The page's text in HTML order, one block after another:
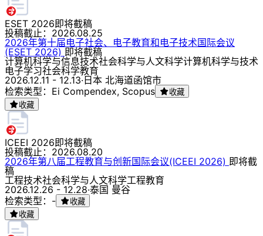
ESET 2026即将截稿
投稿截止： 2026.08.25
2026年第十届电子社会、电子教育和电子技术国际会议
(ESET 2026) 即将截稿
计算机科学与信息技术社会科学与人文科学计算机科学与技术
电子学习社会科学教育
2026.12.11 - 12.13·日本 北海道函馆市
检索类型：Ei Compendex, Scopus
收藏
收藏
ICEEI 2026即将截稿
投稿截止： 2026.08.20
2026年第八届工程教育与创新国际会议(ICEEI 2026) 即将截
稿
工程技术社会科学与人文科学工程教育
2026.12.26 - 12.28·泰国 曼谷
检索类型：-
收藏
收藏